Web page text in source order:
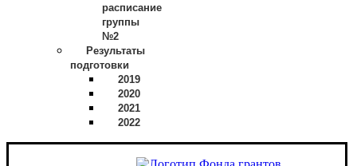
расписание
группы
№2
Результаты
подготовки
2019
2020
2021
2022